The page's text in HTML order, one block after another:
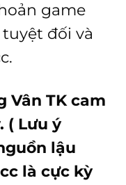
game
đối và
Vân TK cam
( Lưu ý
lậu
là cực kỳ